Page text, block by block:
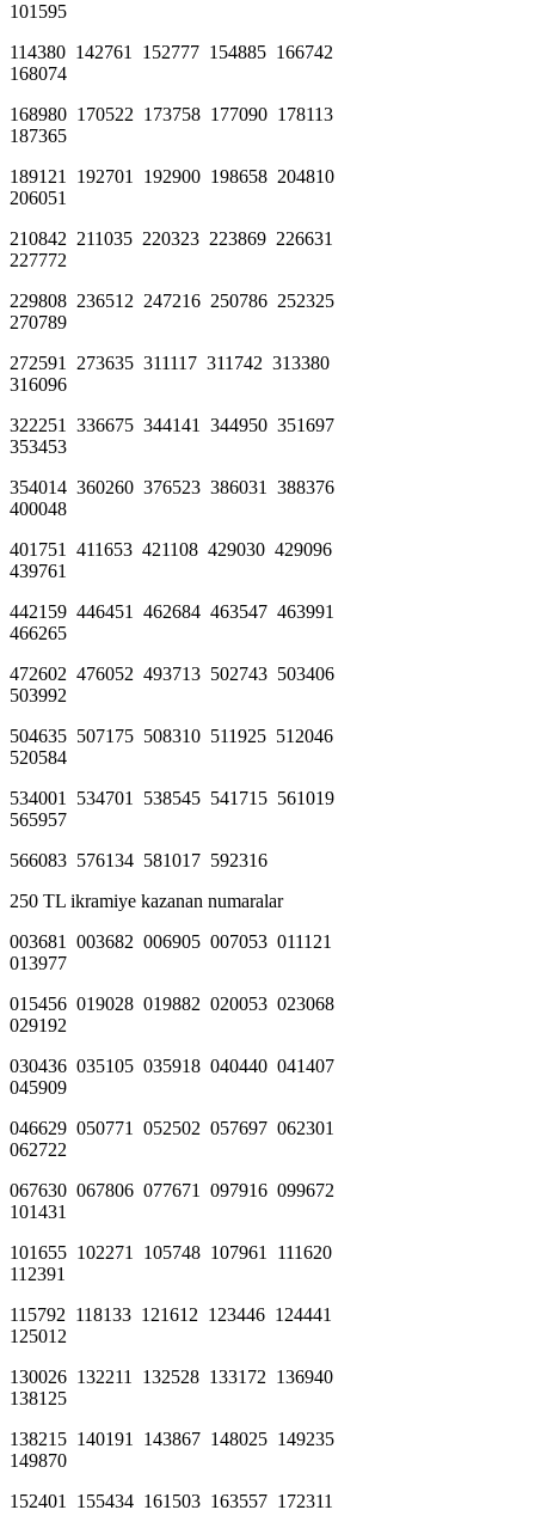
101595
114380 142761 152777 154885 166742
168074
168980 170522 173758 177090 178113
187365
189121 192701 192900 198658 204810
206051
210842 211035 220323 223869 226631
227772
229808 236512 247216 250786 252325
270789
272591 273635 311117 311742 313380
316096
322251 336675 344141 344950 351697
353453
354014 360260 376523 386031 388376
400048
401751 411653 421108 429030 429096
439761
442159 446451 462684 463547 463991
466265
472602 476052 493713 502743 503406
503992
504635 507175 508310 511925 512046
520584
534001 534701 538545 541715 561019
565957
566083 576134 581017 592316
250 TL ikramiye kazanan numaralar
003681 003682 006905 007053 011121
013977
015456 019028 019882 020053 023068
029192
030436 035105 035918 040440 041407
045909
046629 050771 052502 057697 062301
062722
067630 067806 077671 097916 099672
101431
101655 102271 105748 107961 111620
112391
115792 118133 121612 123446 124441
125012
130026 132211 132528 133172 136940
138125
138215 140191 143867 148025 149235
149870
152401 155434 161503 163557 172311